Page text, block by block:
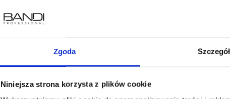
Zgoda
Niniejsza strona korzysta z plików cookie
Jest to kompleks
nadreaktywność skóry